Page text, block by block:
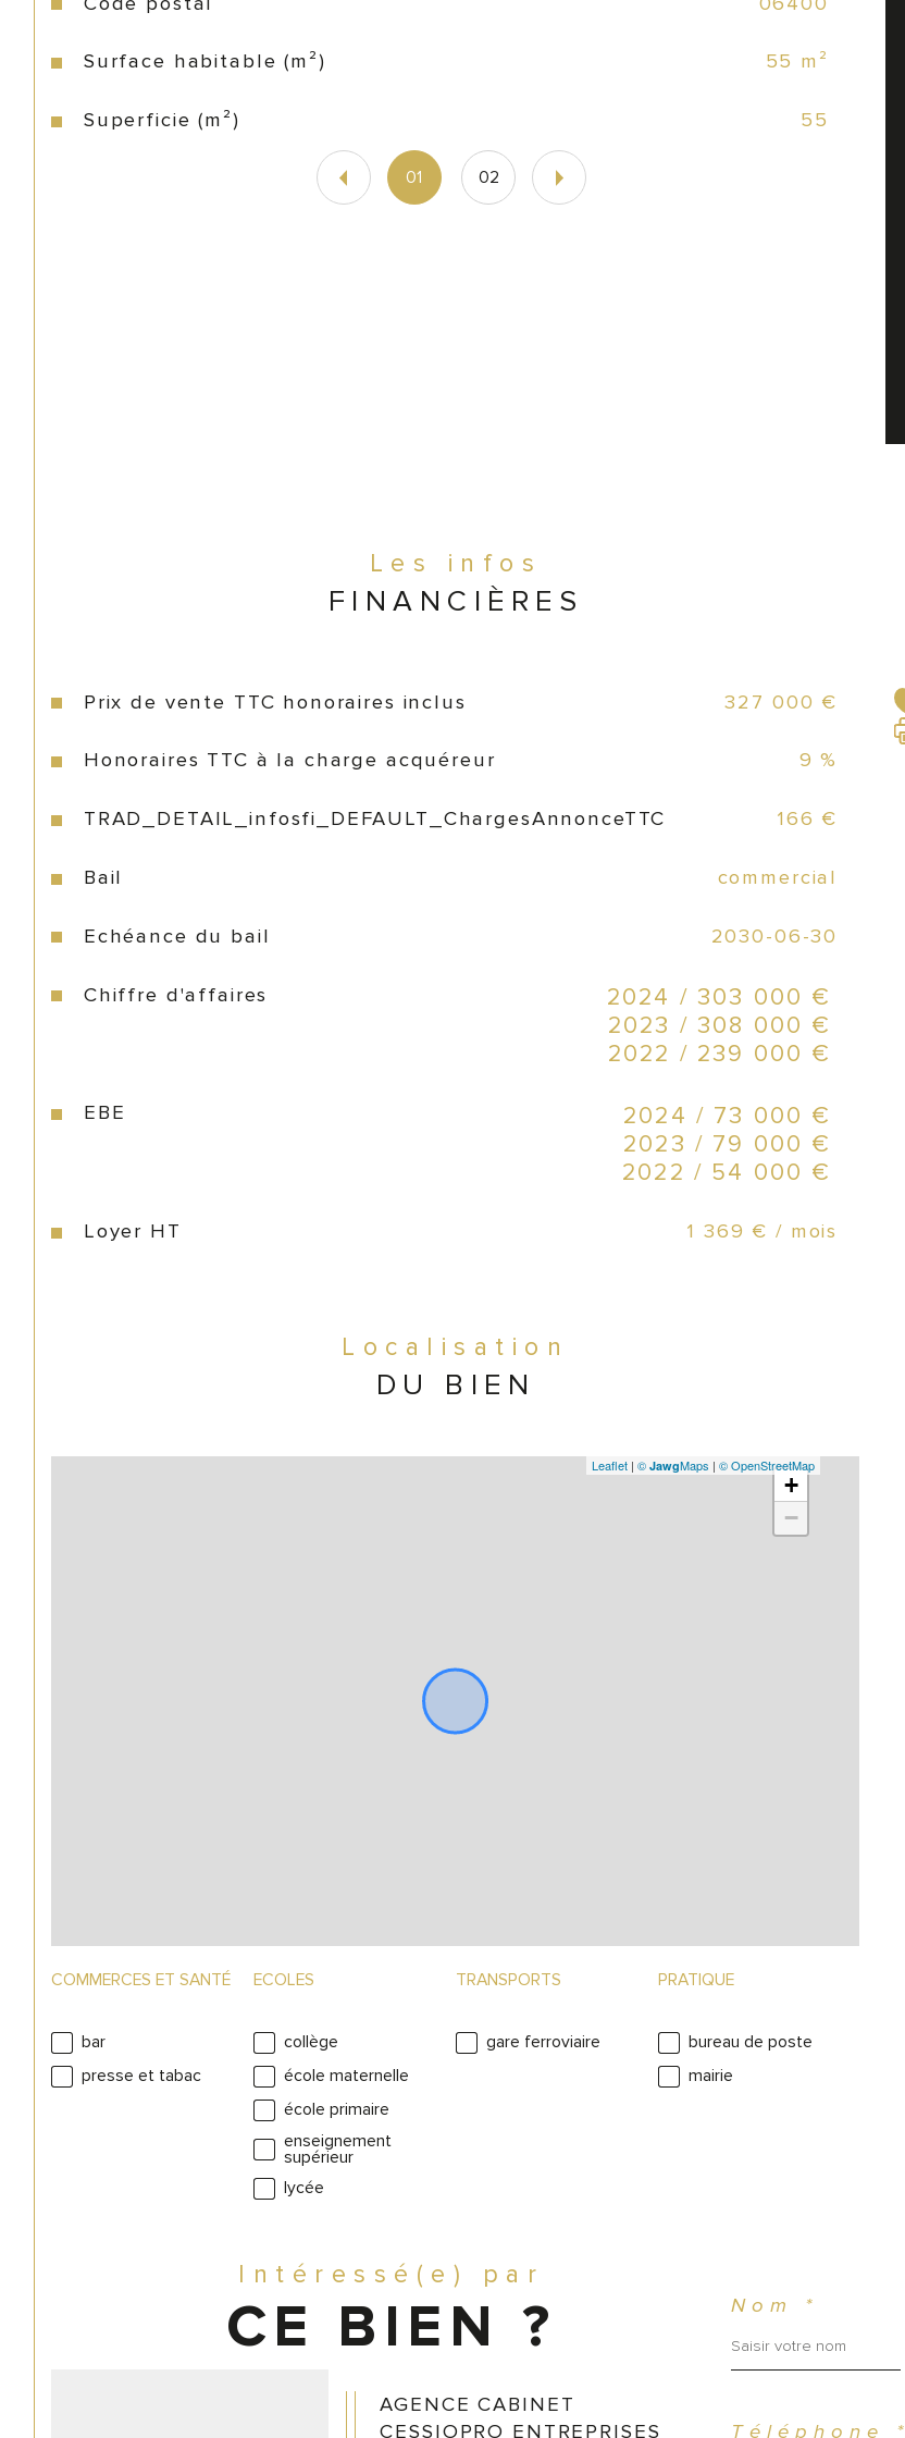
Surface habitable (m²) 55 m²
Superficie (m²) 55
01 02
Les infos
FINANCIÈRES
Prix de vente TTC honoraires inclus 327 000 €
Honoraires TTC à la charge acquéreur 9 %
TRAD_DETAIL_infosfi_DEFAULT_ChargesAnnonceTTC 166 €
Bail commercial
Echéance du bail 2030-06-30
Chiffre d'affaires
2024 / 303 000 €
2023 / 308 000 €
2022 / 239 000 €
EBE
2024 / 73 000 €
2023 / 79 000 €
2022 / 54 000 €
Loyer HT 1 369 € / mois
Localisation
DU BIEN
+
−
Leaflet |©JawgMaps |© OpenStreetMap
COMMERCES ET SANTÉ
bar
presse et tabac
ECOLES
collège
école maternelle
école primaire
enseignement
supérieur
lycée
TRANSPORTS
gare ferroviaire
PRATIQUE
bureau de poste
mairie
Intéressé(e) par
CE BIEN ?
AGENCE CABINET
CESSIOPRO ENTREPRISES
Nom *
Téléphone *